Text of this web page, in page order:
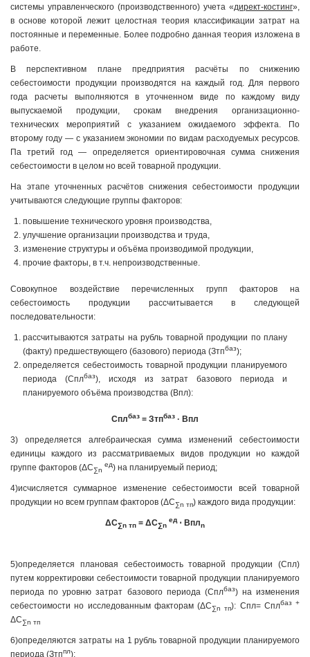
системы управленческого (производственного) учета «директ-костинг»,
в основе которой лежит целостная теория классификации затрат на
постоянные и переменные. Более подробно данная теория изложена в
работе.
В перспективном плане предприятия расчёты по снижению
себестоимости продукции производятся на каждый год. Для первого
года расчеты выполняются в уточненном виде по каждому виду
выпускаемой продукции, срокам внедрения организационно-
технических мероприятий с указанием ожидаемого эффекта. По
второму году — с указанием экономии по видам расходуемых ресурсов.
Па третий год — определяется ориентировочная сумма снижения
себестоимости в целом но всей товарной продукции.
На этапе уточненных расчётов снижения себестоимости продукции
учитываются следующие группы факторов:
повышение технического уровня производства,
улучшение организации производства и труда,
изменение структуры и объёма производимой продукции,
прочие факторы, в т.ч. непроизводственные.
Совокупное воздействие перечисленных групп факторов на
себестоимость продукции рассчитывается в следующей
последовательности:
рассчитываются затраты на рубль товарной продукции по плану
(факту) предшествующего (базового) периода (Зтпбаз);
определяется себестоимость товарной продукции планируемого
периода (Сплбаз), исходя из затрат базового периода и
планируемого объёма производства (Впл):
Сплбаз = Зтпбаз · Впл
3) определяется алгебраическая сумма изменений себестоимости
единицы каждого из рассматриваемых видов продукции но каждой
группе факторов (ΔС∑n
ед) на планируемый период;
4)исчисляется суммарное изменение себестоимости всей товарной
продукции но всем группам факторов (ΔС∑n тп) каждого вида продукции:
ΔС∑n тп = ΔС∑n
ед⋅ Вплn
5)определяется плановая себестоимость товарной продукции (Спл)
путем корректировки себестоимости товарной продукции планируемого
периода по уровню затрат базового периода (Сплбаз) на изменения
себестоимости но исследованным факторам (ΔС∑n тп): Спл= Сплбаз +
ΔС∑n тп
6)определяются затраты на 1 рубль товарной продукции планируемого
периода (Зтппл):